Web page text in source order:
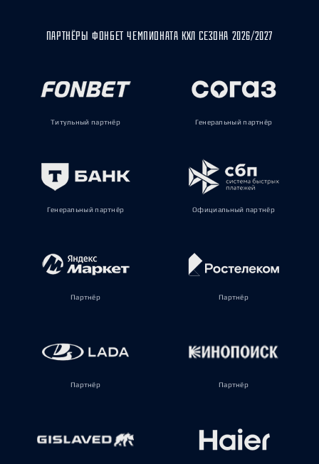
ПАРТНЁРЫ ФОНБЕТ ЧЕМПИОНАТА КХЛ СЕЗОНА 2026/2027
Титульный партнёр Генеральный партнёр
Генеральный партнёр Официальный партнёр
Партнёр Партнёр
Партнёр Партнёр